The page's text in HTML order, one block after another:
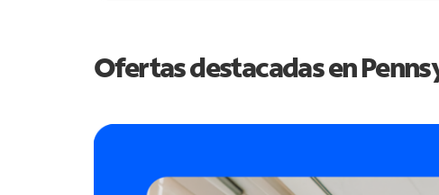
Ofertas destacadas en